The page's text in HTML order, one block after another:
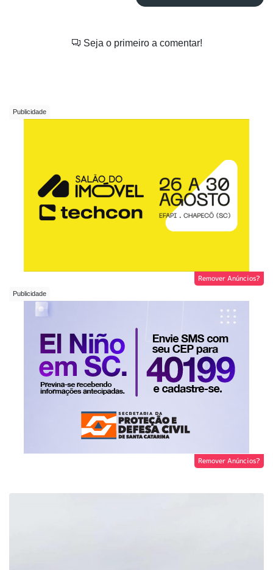
Seja o primeiro a comentar!
Remover Anúncios?
Remover Anúncios?